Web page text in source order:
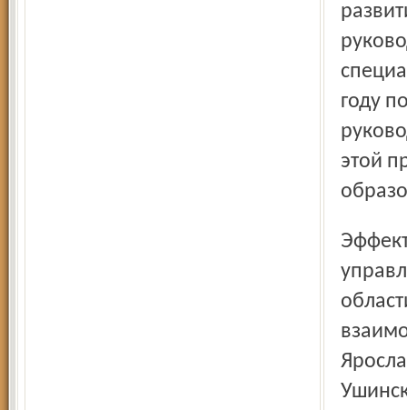
году
этой
Эффективные технологии работы с педагогическими и